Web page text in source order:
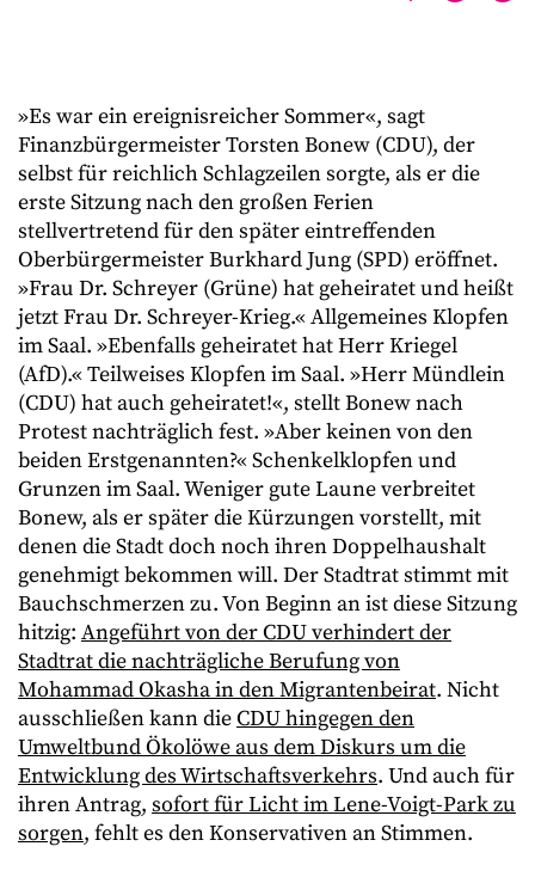
»Es war ein ereignisreicher Sommer«, sagt
Finanzbürgermeister Torsten Bonew (CDU), der
selbst für reichlich Schlagzeilen sorgte, als er die
erste Sitzung nach den großen Ferien
stellvertretend für den später eintreffenden
Oberbürgermeister Burkhard Jung (SPD) eröffnet.
»Frau Dr. Schreyer (Grüne) hat geheiratet und heißt
jetzt Frau Dr. Schreyer-Krieg.« Allgemeines Klopfen
im Saal. »Ebenfalls geheiratet hat Herr Kriegel
(AfD).« Teilweises Klopfen im Saal. »Herr Mündlein
(CDU) hat auch geheiratet!«, stellt Bonew nach
Protest nachträglich fest. »Aber keinen von den
beiden Erstgenannten?« Schenkelklopfen und
Grunzen im Saal. Weniger gute Laune verbreitet
Bonew, als er später die Kürzungen vorstellt, mit
denen die Stadt doch noch ihren Doppelhaushalt
genehmigt bekommen will. Der Stadtrat stimmt mit
Bauchschmerzen zu. Von Beginn an ist diese Sitzung
hitzig: Angeführt von der CDU verhindert der
Stadtrat die nachträgliche Berufung von
Mohammad Okasha in den Migrantenbeirat. Nicht
ausschließen kann dieCDU hingegen den
Umweltbund Ökolöwe aus dem Diskurs um die
Entwicklung des Wirtschaftsverkehrs. Und auch für
ihren Antrag, sofort für Licht im Lene-Voigt-Park zu
sorgen, fehlt es den Konservativen an Stimmen.